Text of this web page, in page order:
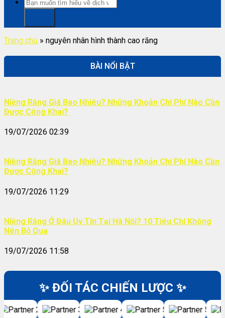
Trang chủ » nguyên nhân hình thành cao răng
BÀI NỔI BẬT
Niềng Răng Giá Bao Nhiêu? Những Khoản Chi Phí Nào Cần
Được Công Khai?
19/07/2026 02:39
Niềng Răng Giá Bao Nhiêu? Những Khoản Chi Phí Nào Cần
Được Công Khai?
19/07/2026 11:29
Niềng Răng Ở Đâu Uy Tín Tại Hà Nội? 10 Tiêu Chí Không
Nên Bỏ Qua
19/07/2026 11:58
✨ ĐỐI TÁC CHIẾN LƯỢC ✨